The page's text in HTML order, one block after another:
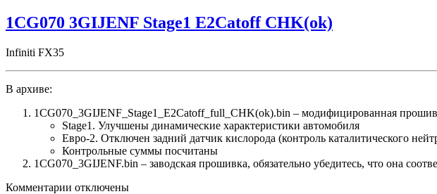
E2Catoff
CHK(ok)
1CG070 3GIJENF Stage1 E2Catoff CHK(ok)
Infiniti FX35
В архиве:
1CG070_3GIJENF_Stage1_E2Catoff_full_CHK(ok).bin – модифицированная
Stage1. Улучшены динамические характеристики автомобиля
Евро-2. Отключен задний датчик кислорода (контроль каталитического
Контрольные суммы посчитаны
1CG070_3GIJENF.bin – заводская прошивка, обязательно убедитесь, что она
Комментарии котключены